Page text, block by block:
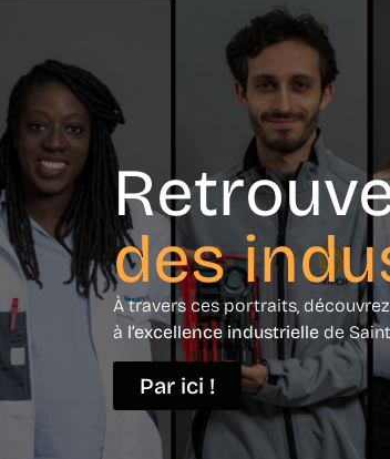
des
À travers ces portraits,
à l’excellence industrielle de
Par ici !